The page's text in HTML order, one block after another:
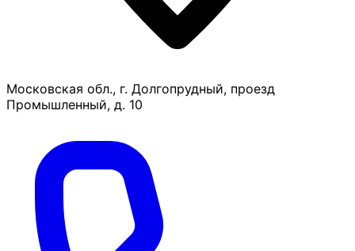
Московская обл., г. Долгопрудный, проезд
Промышленный, д. 10